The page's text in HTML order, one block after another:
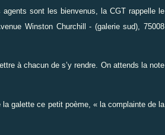
sont les bienvenus, la CGT rappelle le
Winston Churchill - (galerie sud), 75008
à chacun de s’y rendre. On attends la note
galette ce petit poème, « la complainte de la